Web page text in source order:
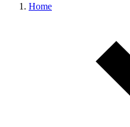
Home